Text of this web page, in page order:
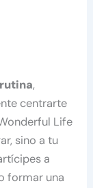
,
centrarte
Life
sino a tu
a
formar una